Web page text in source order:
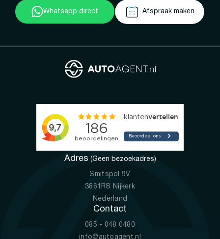
Whatsapp direct Afspraak maken
Adres (Geen bezoekadres)
Smitspol 9V
3861RS Nijkerk
Nederland
Contact
085 - 048 0480
info@autoagent.nl